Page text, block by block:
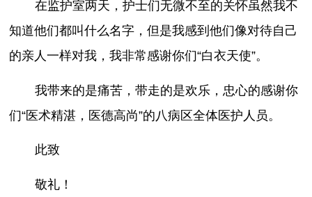
在监护室两天，护士们无微不至的关怀虽然我不
知道他们都叫什么名字，但是我感到他们像对待自己
的亲人一样对我，我非常感谢你们“白衣天使”。
我带来的是痛苦，带走的是欢乐，忠心的感谢你
们“医术精湛，医德高尚”的八病区全体医护人员。
此致
敬礼！